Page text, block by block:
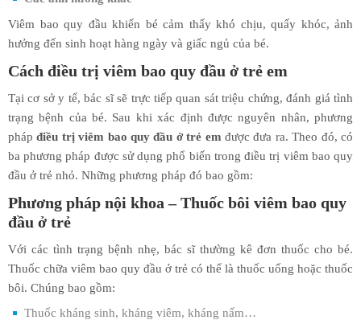
Viêm bao quy đầu khiến bé cảm thấy khó chịu, quấy khóc, ảnh
hưởng đến sinh hoạt hàng ngày và giấc ngủ của bé.
Cách điều trị viêm bao quy đầu ở trẻ em
Tại cơ sở y tế, bác sĩ sẽ trực tiếp quan sát triệu chứng, đánh giá tình
trạng bệnh của bé. Sau khi xác định được nguyên nhân, phương
phápđiều trị viêm bao quy đầu ở trẻ em được đưa ra. Theo đó, có
ba phương pháp được sử dụng phổ biến trong điều trị viêm bao quy
đầu ở trẻ nhỏ. Những phương pháp đó bao gồm:
Phương pháp nội khoa – Thuốc bôi viêm bao quy
đầu ở trẻ
Với các tình trạng bệnh nhẹ, bác sĩ thường kê đơn thuốc cho bé.
Thuốc chữa viêm bao quy đầu ở trẻ có thể là thuốc uống hoặc thuốc
bôi. Chúng bao gồm:
Thuốc kháng sinh, kháng viêm, kháng nấm…